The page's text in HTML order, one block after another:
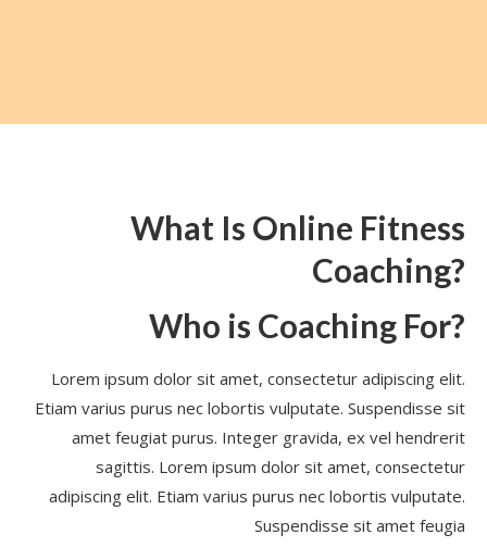
What Is Online Fitness
Coaching?
Who is Coaching For?
Lorem ipsum dolor sit amet, consectetur adipiscing elit.
Etiam varius purus nec lobortis vulputate. Suspendisse sit
amet feugiat purus. Integer gravida, ex vel hendrerit
sagittis. Lorem ipsum dolor sit amet, consectetur
adipiscing elit. Etiam varius purus nec lobortis vulputate.
Suspendisse sit amet feugia